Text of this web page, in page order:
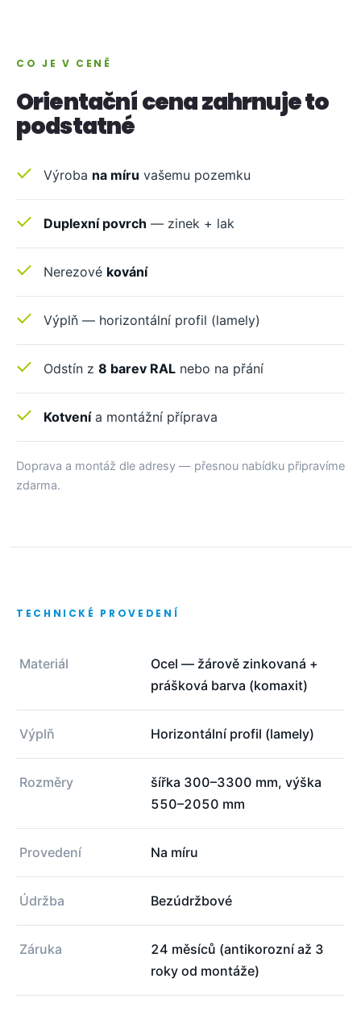
CO JE V CENĚ
Orientační cena zahrnuje to
podstatné
Výroba na míru vašemu pozemku
Duplexní povrch — zinek + lak
Nerezové kování
Výplň — horizontální profil (lamely)
Odstín z 8 barev RAL nebo na přání
Kotvenía montážní příprava
Doprava a montáž dle adresy — přesnou nabídku připravíme
zdarma.
TECHNICKÉ PROVEDENÍ
Materiál
Ocel — žárově zinkovaná +
prášková barva (komaxit)
Výplň Horizontální profil (lamely)
Rozměry
šířka 300–3300 mm, výška
550–2050 mm
Provedení Na míru
Údržba Bezúdržbové
Záruka
24 měsíců (antikorozní až 3
roky od montáže)